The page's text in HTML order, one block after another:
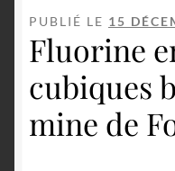
PUBLIÉ LE 15
Fluorine
cubiques
mine de